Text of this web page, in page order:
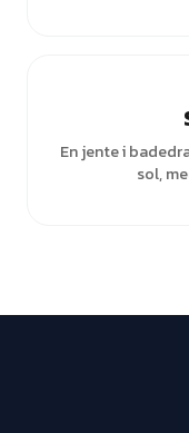
En jente i
sol,